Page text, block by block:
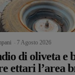
7 Agosto 2026
di oliveta e
ettari l’area